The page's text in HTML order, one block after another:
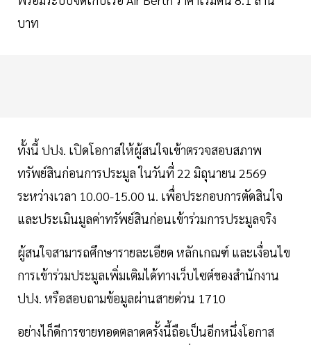
บาท
ทั้งนี้ ปปง. เปิดโอกาสให้ผู้สนใจเข้าตรวจสอบสภาพ
ทรัพย์สินก่อนการประมูล ในวันที่ 22 มิถุนายน 2569
ระหว่างเวลา 10.00-15.00 น. เพื่อประกอบการตัดสินใจ
และประเมินมูลค่าทรัพย์สินก่อนเข้าร่วมการประมูลจริง
ผู้สนใจสามารถศึกษารายละเอียด หลักเกณฑ์ และเงื่อนไข
การเข้าร่วมประมูลเพิ่มเติมได้ทางเว็บไซต์ของสำนักงาน
ปปง. หรือสอบถามข้อมูลผ่านสายด่วน 1710
อย่างไก็ดีการขายทอดตลาดครั้งนี้ถือเป็นอีกหนึ่งโอกาส